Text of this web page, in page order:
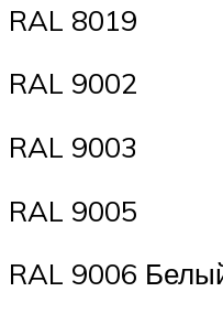
RAL 8019
RAL 9002
RAL 9003
RAL 9005
RAL 9006